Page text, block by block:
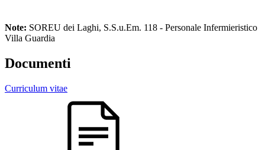
Note: SOREU dei Laghi, S.S.u.Em. 118 - Personale Infermieristico
Villa Guardia
Documenti
Curriculum vitae